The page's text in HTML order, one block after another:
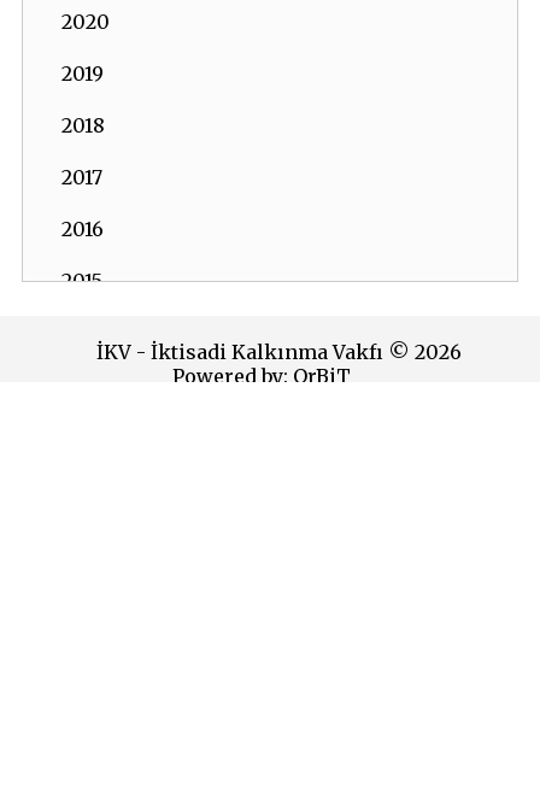
2020
2019
2018
2017
2016
2015
İKV - İktisadi Kalkınma Vakfı © 2026
Powered by: OrBiT